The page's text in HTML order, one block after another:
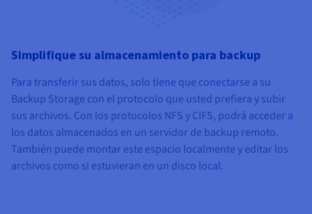
Simplifique su almacenamiento para backup
Para transferir sus datos, solo tiene que conectarse a su
Backup Storage con el protocolo que usted prefiera y subir
sus archivos. Con los protocolos NFS y CIFS, podrá acceder a
los datos almacenados en un servidor de backup remoto.
También puede montar este espacio localmente y editar los
archivos como si estuvieran en un disco local.